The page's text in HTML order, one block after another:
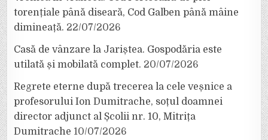
torențiale până diseară, Cod Galben până mâine
dimineață. 22/07/2026
Casă de vânzare la Jariștea. Gospodăria este
utilată și mobilată complet. 20/07/2026
Regrete eterne după trecerea la cele veșnice a
profesorului Ion Dumitrache, soțul doamnei
director adjunct al Școlii nr. 10, Mitrița
Dumitrache 10/07/2026